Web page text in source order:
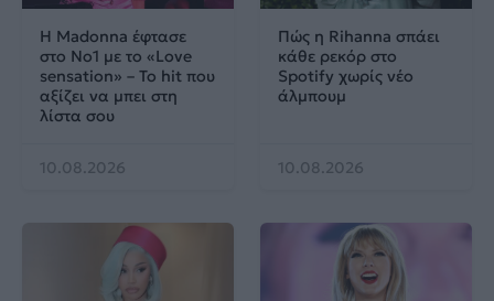
Η Madonna έφτασε
στο No1 με το «Love
sensation» – Το hit που
αξίζει να μπει στη
λίστα σου
10.08.2026
Πώς η Rihanna σπάει
κάθε ρεκόρ στο
Spotify χωρίς νέο
άλμπουμ
10.08.2026